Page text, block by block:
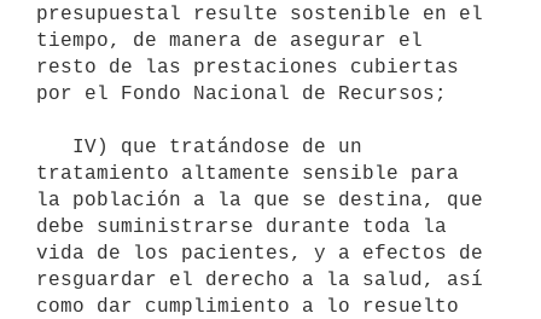
presupuestal resulte sostenible en el
tiempo, de manera de asegurar el
resto de las prestaciones cubiertas
por el Fondo Nacional de Recursos;
tratamiento altamente sensible para
la población a la que se destina, que
debe suministrarse durante toda la
vida de los pacientes, y a efectos de
resguardar el derecho a la salud, así
como dar cumplimiento a lo resuelto